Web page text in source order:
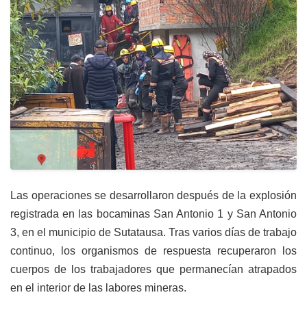
Las operaciones se desarrollaron después de la explosión
registrada en las bocaminas San Antonio 1 y San Antonio
3, en el municipio de Sutatausa. Tras varios días de trabajo
continuo, los organismos de respuesta recuperaron los
cuerpos de los trabajadores que permanecían atrapados
en el interior de las labores mineras.